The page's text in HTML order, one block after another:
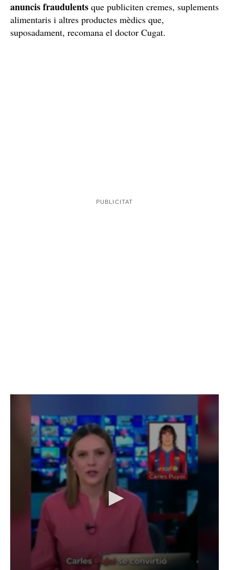
anuncis fraudulents que publiciten cremes, suplements
alimentaris i altres productes mèdics que,
suposadament, recomana el doctor Cugat.